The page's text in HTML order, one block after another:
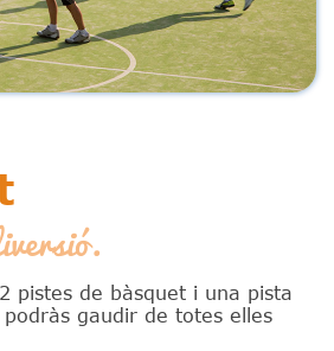
pistes de bàsquet i una pista
gaudir de totes elles